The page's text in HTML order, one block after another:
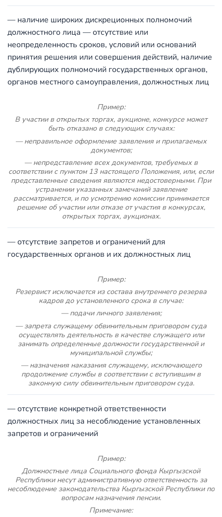
— наличие широких дискреционных полномочий
должностного лица — отсутствие или
неопределенность сроков, условий или оснований
принятия решения или совершения действий, наличие
дублирующих полномочий государственных органов,
органов местного самоуправления, должностных лиц
Пример:
В участии в открытых торгах, аукционе, конкурсе может
быть отказано в следующих случаях:
— неправильное оформление заявления и прилагаемых
документов;
— непредставление всех документов, требуемых в
соответствии с пунктом 13 настоящего Положения, или, если
представленные сведения являются недостоверными. При
устранении указанных замечаний заявление
рассматривается, и по усмотрению комиссии принимается
решение об участии или отказе от участия в конкурсах,
открытых торгах, аукционах.
— отсутствие запретов и ограничений для
государственных органов и их должностных лиц
Пример:
Резервист исключается из состава внутреннего резерва
кадров до установленного срока в случае:
— подачи личного заявления;
— запрета служащему обвинительным приговором суда
осуществлять деятельность в качестве служащего или
занимать определенные должности государственной и
муниципальной службы;
— назначения наказания служащему, исключающего
продолжение службы в соответствии с вступившим в
законную силу обвинительным приговором суда.
— отсутствие конкретной ответственности
должностных лиц за несоблюдение установленных
запретов и ограничений
Пример:
Должностные лица Социального фонда Кыргызской
Республики несут административную ответственность за
несоблюдение законодательства Кыргызской Республики по
вопросам назначения пенсии.
Примечание: